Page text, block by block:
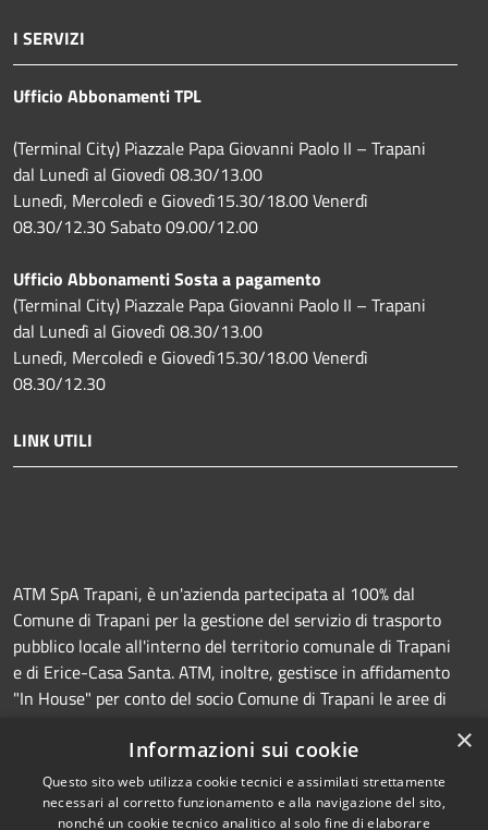
I SERVIZI
Ufficio Abbonamenti TPL
(Terminal City) Piazzale Papa Giovanni Paolo II – Trapani
dal Lunedì al Giovedì 08.30/13.00
Lunedì, Mercoledì e Giovedì15.30/18.00 Venerdì
08.30/12.30 Sabato 09.00/12.00
Ufficio Abbonamenti Sosta a pagamento
(Terminal City) Piazzale Papa Giovanni Paolo II – Trapani
dal Lunedì al Giovedì 08.30/13.00
Lunedì, Mercoledì e Giovedì15.30/18.00 Venerdì
08.30/12.30
LINK UTILI
ATM SpA Trapani, è un'azienda partecipata al 100% dal
Comune di Trapani per la gestione del servizio di trasporto
pubblico locale all'interno del territorio comunale di Trapani
e di Erice-Casa Santa. ATM, inoltre, gestisce in affidamento
"In House" per conto del socio Comune di Trapani le aree di
manutenzione della segnaletica orizzontale e verticale.
×
Informazioni sui cookie
Questo sito web utilizza cookie tecnici e assimilati strettamente
necessari al corretto funzionamento e alla navigazione del sito,
nonché un cookie tecnico analitico al solo fine di elaborare